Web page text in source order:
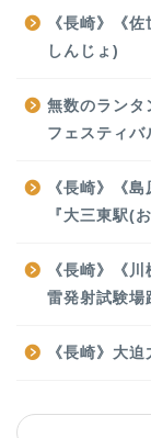
《長崎》《
しんじょ)
無数のランタ
フェスティバ
《長崎》《
『大三東駅(
《長崎》《
雷発射試験場
《長崎》大